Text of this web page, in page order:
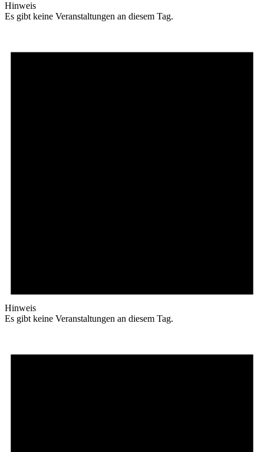
Hinweis
Es gibt keine Veranstaltungen an diesem Tag.
Hinweis
Es gibt keine Veranstaltungen an diesem Tag.